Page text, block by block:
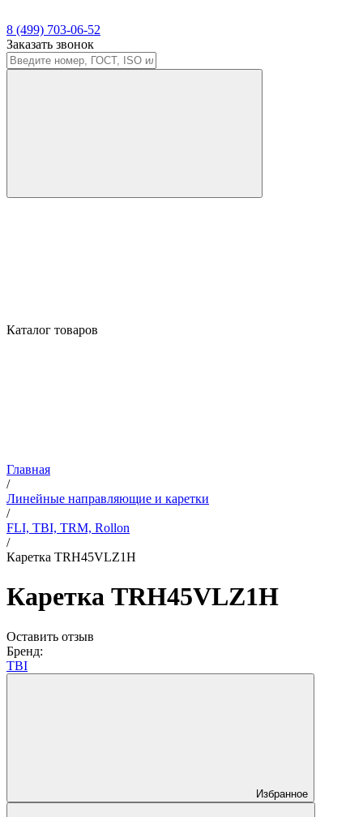
8 (499) 703-06-52
Заказать звонок
Каталог товаров
Главная
/
Линейные направляющие и каретки
/
FLI, TBI, TRM, Rollon
/
Каретка TRH45VLZ1H
Каретка TRH45VLZ1H
Оставить отзыв
Бренд:
TBI
Избранное